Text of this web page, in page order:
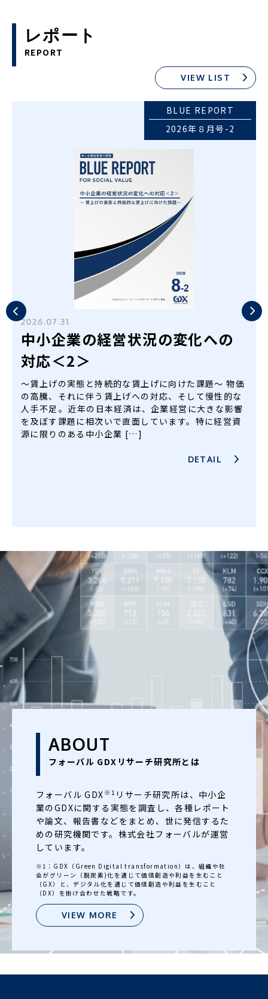
レポート
REPORT
VIEW LIST
BLUE REPORT
2026年８月号-2
2026.07.31
中小企業の経営状況の変化への
対応＜2＞
～賃上げの実態と持続的な賃上げに向けた課題～ 物価
の高騰、それに伴う賃上げへの対応、そして慢性的な
人手不足――。近年の日本経済は、企業経営に大きな影響
を及ぼす課題に相次いで直面しています。特に経営資
源に限りのある中小企業 […]
DETAIL
ABOUT
フォーバル GDXリサーチ研究所とは
フォーバル GDX ※1 リサーチ研究所は、中小企
業のGDXに関する実態を調査し、各種レポート
や論文、報告書などをまとめ、世に発信するた
めの研究機関です。株式会社フォーバルが運営
しています。
※1：GDX（Green Digital transformation）は、組織や社
会がグリーン（脱炭素)化を通じて価値創造や利益を生むこと
（GX）と、デジタル化を通じて価値創造や利益を生むこと
（DX）を掛け合わせた戦略です。
VIEW MORE